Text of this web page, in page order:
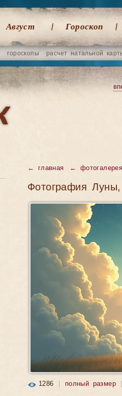
Август Гороскоп
гороскопы расчет натальной
← главная ← фотогалерея
Фотография
1286 полный размер